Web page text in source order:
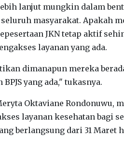
lanjut mungkin dalam
masyarakat. Apakah
JKN tetap aktif
layanan yang ada.
dimanapun mereka
yang ada," tukasnya.
Oktaviane Rondonuwu,
layanan kesehatan bagi
berlangsung dari 31 Maret